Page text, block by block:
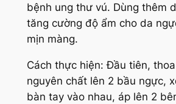
bệnh ung thư vú. Dùng thêm
tăng cường độ ẩm cho da
mịn màng.
Cách thực hiện: Đầu tiên,
nguyên chất lên 2 bầu ngực,
bàn tay vào nhau, áp lên 2